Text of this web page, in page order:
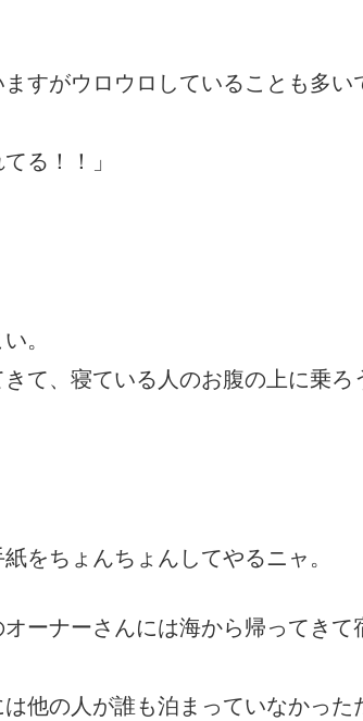
すがウロウロしていることも多い
る！！」
。
て、寝ている人のお腹の上に乗ろ
をちょんちょんしてやるニャ。
ーナーさんには海から帰ってき
他の人が誰も泊まっていなかった